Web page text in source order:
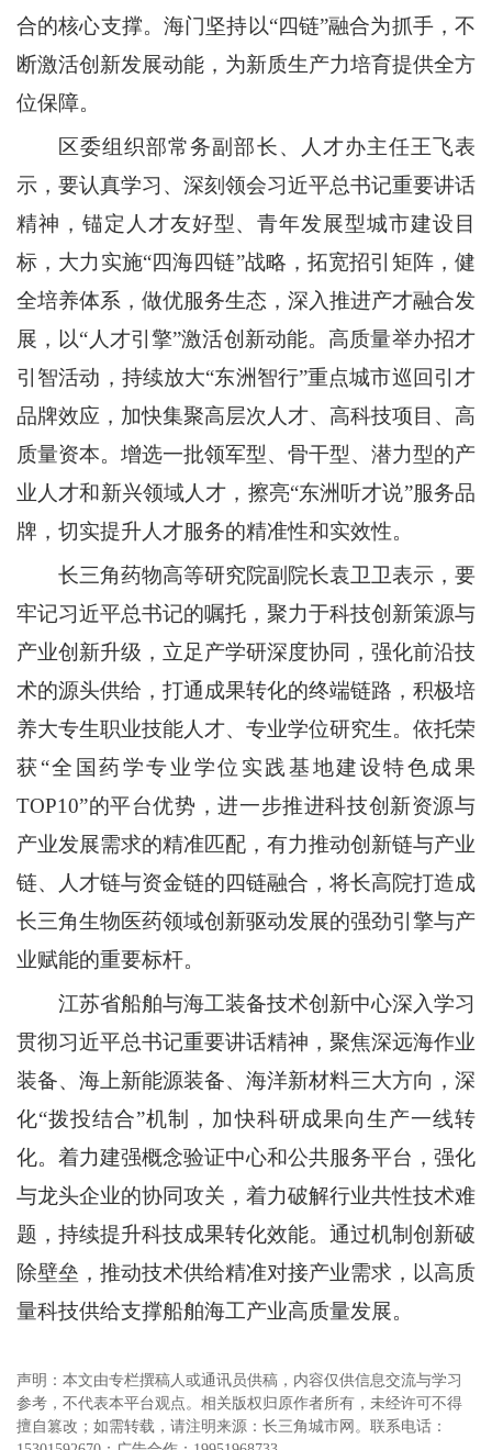
合的核心支撑。海门坚持以“四链”融合为抓手，不
断激活创新发展动能，为新质生产力培育提供全方
位保障。
区委组织部常务副部长、人才办主任王飞表
示，要认真学习、深刻领会习近平总书记重要讲话
精神，锚定人才友好型、青年发展型城市建设目
标，大力实施“四海四链”战略，拓宽招引矩阵，健
全培养体系，做优服务生态，深入推进产才融合发
展，以“人才引擎”激活创新动能。高质量举办招才
引智活动，持续放大“东洲智行”重点城市巡回引才
品牌效应，加快集聚高层次人才、高科技项目、高
质量资本。增选一批领军型、骨干型、潜力型的产
业人才和新兴领域人才，擦亮“东洲听才说”服务品
牌，切实提升人才服务的精准性和实效性。
长三角药物高等研究院副院长袁卫卫表示，要
牢记习近平总书记的嘱托，聚力于科技创新策源与
产业创新升级，立足产学研深度协同，强化前沿技
术的源头供给，打通成果转化的终端链路，积极培
养大专生职业技能人才、专业学位研究生。依托荣
获“全国药学专业学位实践基地建设特色成果
TOP10”的平台优势，进一步推进科技创新资源与
产业发展需求的精准匹配，有力推动创新链与产业
链、人才链与资金链的四链融合，将长高院打造成
长三角生物医药领域创新驱动发展的强劲引擎与产
业赋能的重要标杆。
江苏省船舶与海工装备技术创新中心深入学习
贯彻习近平总书记重要讲话精神，聚焦深远海作业
装备、海上新能源装备、海洋新材料三大方向，深
化“拨投结合”机制，加快科研成果向生产一线转
化。着力建强概念验证中心和公共服务平台，强化
与龙头企业的协同攻关，着力破解行业共性技术难
题，持续提升科技成果转化效能。通过机制创新破
除壁垒，推动技术供给精准对接产业需求，以高质
量科技供给支撑船舶海工产业高质量发展。
声明：本文由专栏撰稿人或通讯员供稿，内容仅供信息交流与学习
参考，不代表本平台观点。相关版权归原作者所有，未经许可不得
擅自篡改；如需转载，请注明来源：长三角城市网。联系电话：